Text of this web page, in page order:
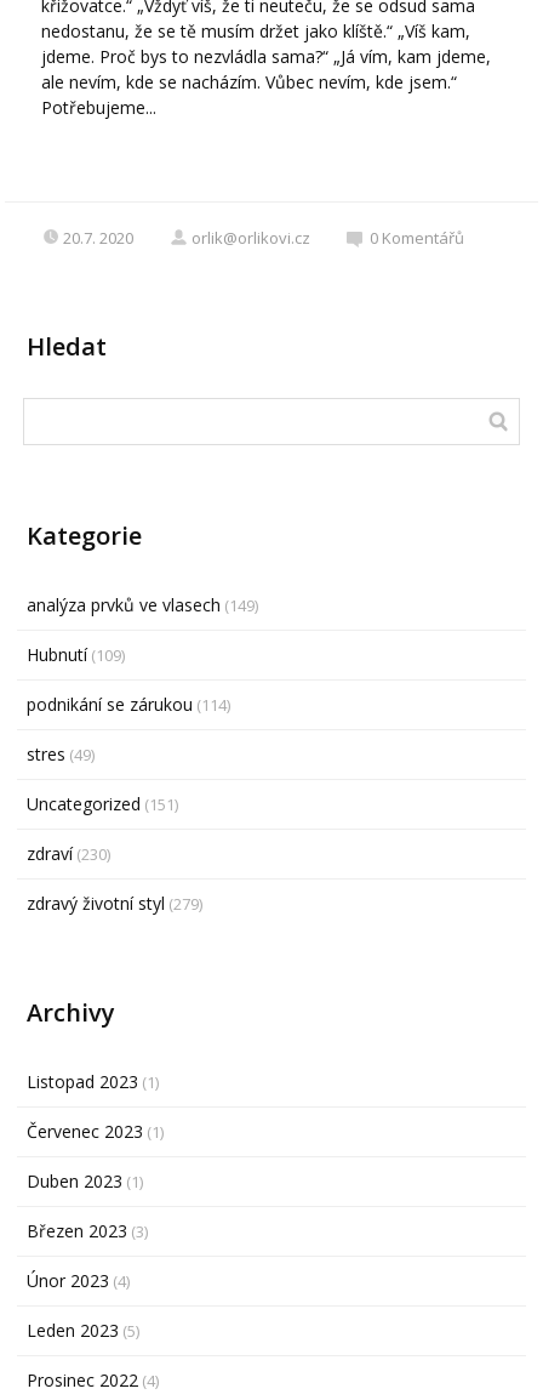
křižovatce.“ „Vždyť víš, že ti neuteču, že se odsud sama
nedostanu, že se tě musím držet jako klíště.“ „Víš kam,
jdeme. Proč bys to nezvládla sama?“ „Já vím, kam jdeme,
ale nevím, kde se nacházím. Vůbec nevím, kde jsem.“
Potřebujeme...
20.7. 2020 orlik@orlikovi.cz 0 Komentářů
Hledat
Kategorie
analýza prvků ve vlasech (149)
Hubnutí(109)
podnikání se zárukou (114)
stres (49)
Uncategorized (151)
zdraví(230)
zdravý životní styl (279)
Archivy
Listopad 2023 (1)
Červenec 2023 (1)
Duben 2023 (1)
Březen 2023 (3)
Únor 2023 (4)
Leden 2023 (5)
Prosinec 2022 (4)